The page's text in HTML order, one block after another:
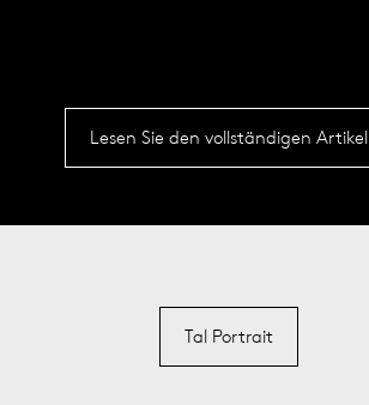
Lesen Sie den vollständigen Artikel
Tal Portrait